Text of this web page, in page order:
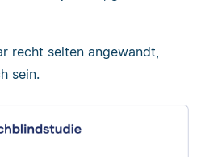
recht selten angewandt,
sein.